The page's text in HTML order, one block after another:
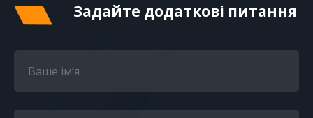
Задайте додаткові питання